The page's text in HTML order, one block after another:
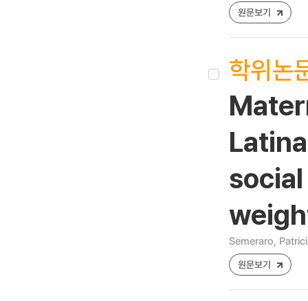
원문보기
학위논
Semeraro,
원문보기